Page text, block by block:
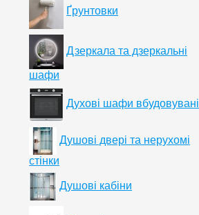
Ґрунтовки
Дзеркала та дзеркальні
шафи
Духові шафи вбудовувані
Душові двері та нерухомі
стінки
Душові кабіни